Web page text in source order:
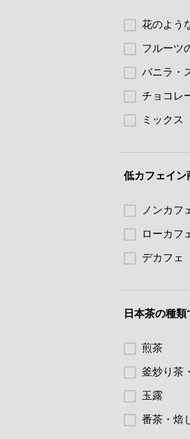
花のよう
フルーツ
バニラ・
チョコレ
ミックス
低カフェイ
ノンカフ
ローカフ
デカフェ
日本茶の種
煎茶
釜炒り茶
玉露
番茶・焙